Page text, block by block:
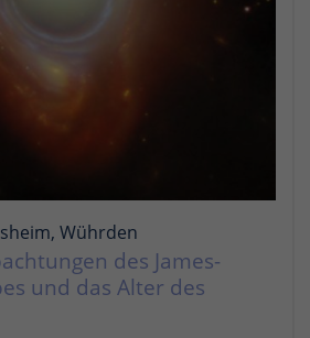
Wührden
des James-
und das Alter des